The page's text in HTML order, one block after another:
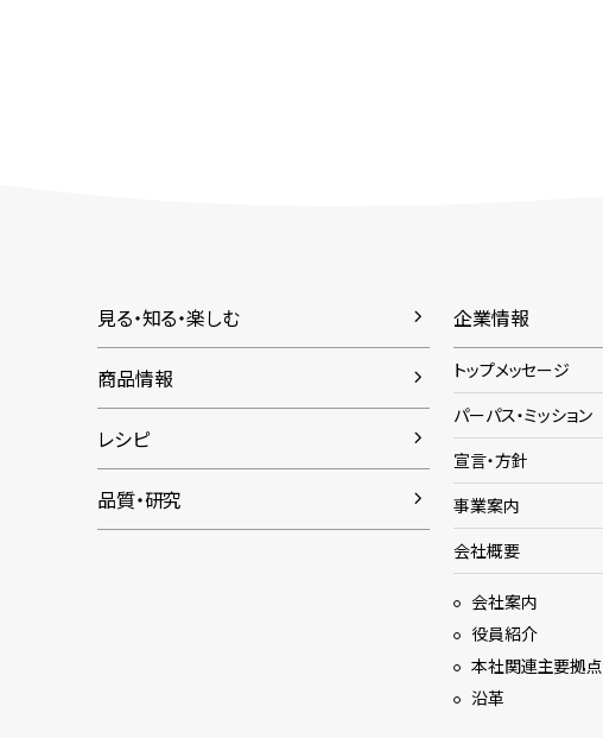
見る・知る・楽しむ
商品情報
レシピ
品質・研究
企業情報
トップメッセージ
パーパス・ミッション
宣言・方針
事業案内
会社概要
会社案内
役員紹介
本社関連主要拠点
沿革